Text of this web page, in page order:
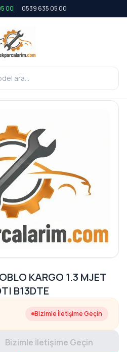
00 0539 635 05 00
KARGO 1.3 MJET
B13DTE
Bizimle İletişime Geçin
Bizimle İletişime Geçin